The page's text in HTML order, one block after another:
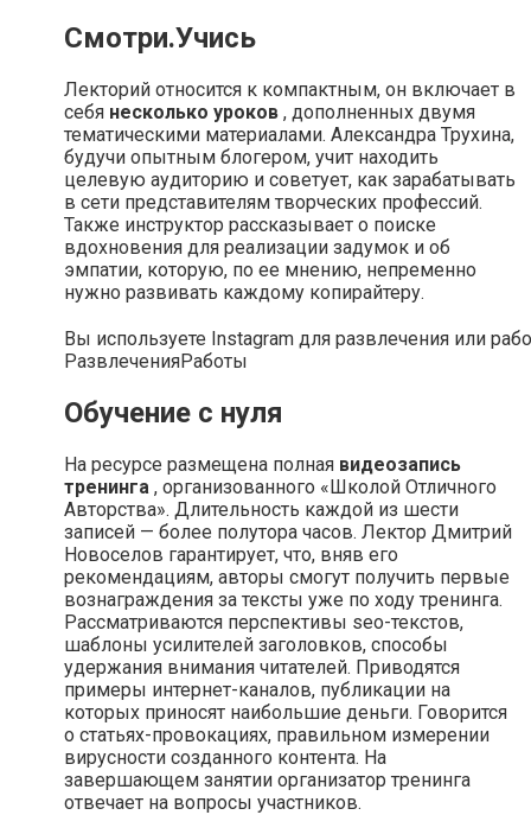
Смотри.Учись
Лекторий относится к компактным, он включает в
себя несколько уроков , дополненных двумя
тематическими материалами. Александра Трухина,
будучи опытным блогером, учит находить
целевую аудиторию и советует, как зарабатывать
в сети представителям творческих профессий.
Также инструктор рассказывает о поиске
вдохновения для реализации задумок и об
эмпатии, которую, по ее мнению, непременно
нужно развивать каждому копирайтеру.
Вы используете Instagram для развлечения или
РазвлеченияРаботы
Обучение с нуля
На ресурсе размещена полная видеозапись
тренинга , организованного «Школой Отличного
Авторства». Длительность каждой из шести
записей — более полутора часов. Лектор Дмитрий
Новоселов гарантирует, что, вняв его
рекомендациям, авторы смогут получить первые
вознаграждения за тексты уже по ходу тренинга.
Рассматриваются перспективы seo-текстов,
шаблоны усилителей заголовков, способы
удержания внимания читателей. Приводятся
примеры интернет-каналов, публикации на
которых приносят наибольшие деньги. Говорится
о статьях-провокациях, правильном измерении
вирусности созданного контента. На
завершающем занятии организатор тренинга
отвечает на вопросы участников.